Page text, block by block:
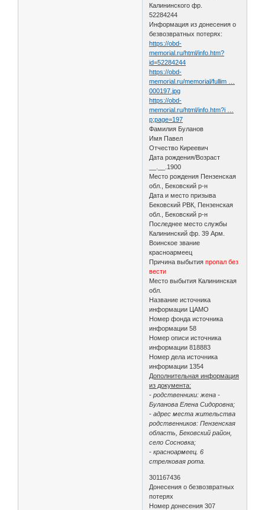
Калининского фр.
52284244
Информация из донесения о
безвозвратных потерях:
https://obd-
memorial.ru/html/info.htm?
id=52284244
https://obd-
memorial.ru/memorial/fullim …
000197.jpg
https://obd-
memorial.ru/html/info.htm?i …
p;page=197
Фамилия Буланов
Имя Павел
Отчество Киреевич
Дата рождения/Возраст
__.__.1900
Место рождения Пензенская
обл., Бековский р-н
Дата и место призыва
Бековский РВК, Пензенская
обл., Бековский р-н
Последнее место службы
Калининский фр. 39 Арм.
Воинское звание
красноармеец
Причина выбытияпропал без
вести
Место выбытия Калининская
обл.
Название источника
информации ЦАМО
Номер фонда источника
информации 58
Номер описи источника
информации 818883
Номер дела источника
информации 1354
Дополнительная информация
из документа:
- родственники: жена -
Буланова Елена Сидоровна;
- адрес места жительства
родственников: Пензенская
область, Бековский район,
село Сосновка;
- красноармеец. 6
стрелковая рота.
301167436
Донесения о безвозвратных
потерях
Номер донесения 307